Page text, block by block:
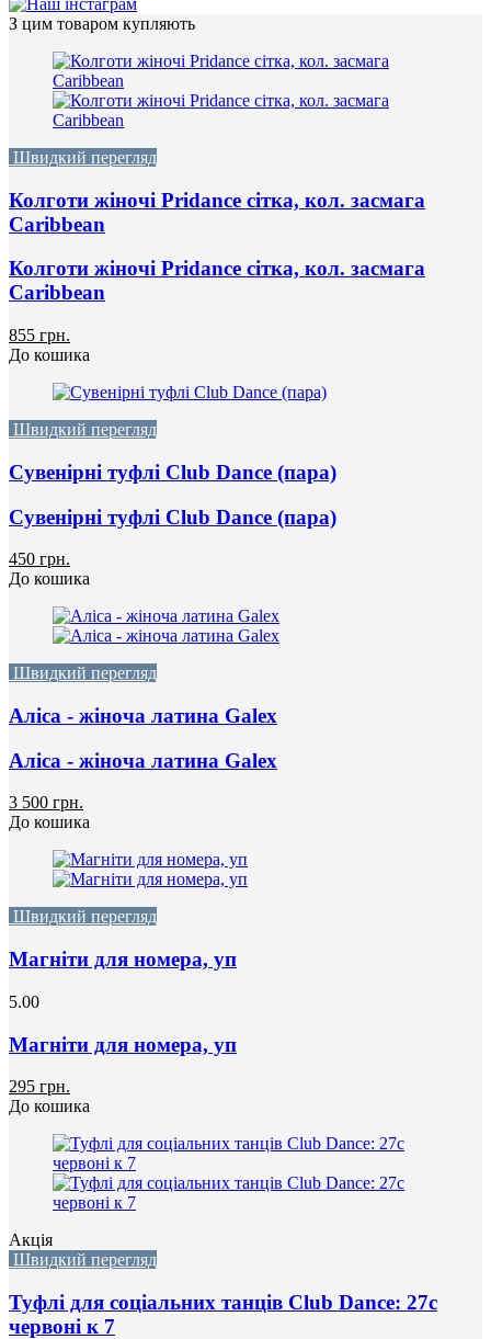
З цим товаром купляють
Швидкий перегляд
Колготи жіночі Pridance сітка, кол. засмага
Caribbean
Колготи жіночі Pridance сітка, кол. засмага
Caribbean
855 грн.
До кошика
Швидкий перегляд
Сувенірні туфлі Club Dance (пара)
Сувенірні туфлі Club Dance (пара)
450 грн.
До кошика
Швидкий перегляд
Аліса - жіноча латина Galex
Аліса - жіноча латина Galex
3 500 грн.
До кошика
Швидкий перегляд
Магніти для номера, уп
5.00
Магніти для номера, уп
295 грн.
До кошика
Акція
Швидкий перегляд
Туфлі для соціальних танців Club Dance: 27с
червоні к 7